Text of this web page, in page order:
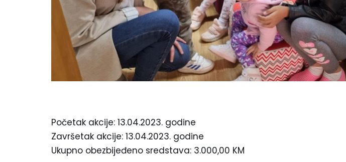
Početak akcije: 13.04.2023. godine
Završetak akcije: 13.04.2023. godine
Ukupno obezbijeđeno sredstava: 3.000,00 KM